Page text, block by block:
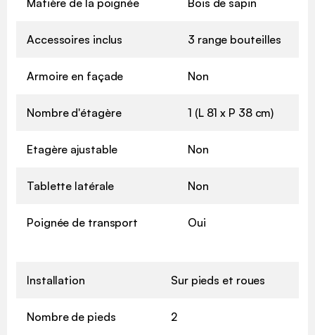
Matière de la poignée Bois de sapin
Accessoires inclus 3 range bouteilles
Armoire en façade Non
Nombre d'étagère 1 (L 81 x P 38 cm)
Etagère ajustable Non
Tablette latérale Non
Poignée de transport Oui
Installation Sur pieds et roues
Nombre de pieds 2